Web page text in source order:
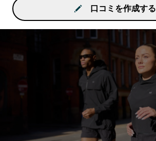
口コミを作成する